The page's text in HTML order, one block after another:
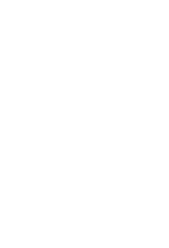
A nivel musical, este
Jesús en su Entrada
Santa Ana de
año pasado la
Consolación y
También se han
también la cofradía
en los tronos junto a
Pollinica se está